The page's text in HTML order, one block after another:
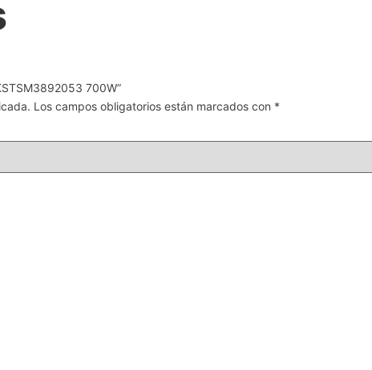
700W”
Los campos obligatorios están marcados con *